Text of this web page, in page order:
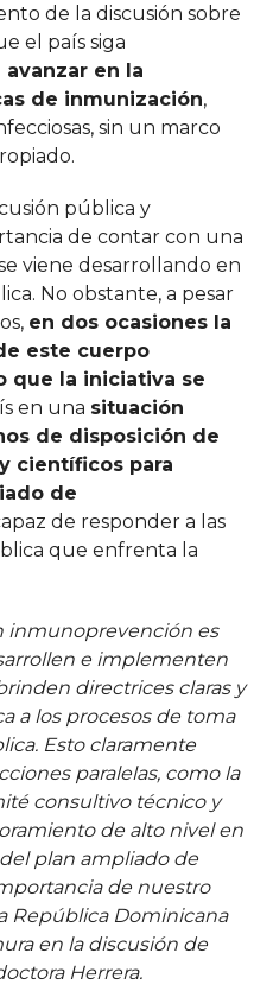
de la discusión sobre
el país siga
en la
de inmunización,
sin un marco
pública y
de contar con una
viene desarrollando en
No obstante, a pesar
en dos ocasiones la
este cuerpo
que la iniciativa se
en una situación
de disposición de
científicos para
de
de responder a las
que enfrenta la
inmunoprevención es
e implementen
directrices claras y
a los procesos de toma
Esto claramente
paralelas, como la
consultivo técnico y
de alto nivel en
plan ampliado de
de nuestro
República Dominicana
en la discusión de
Herrera.